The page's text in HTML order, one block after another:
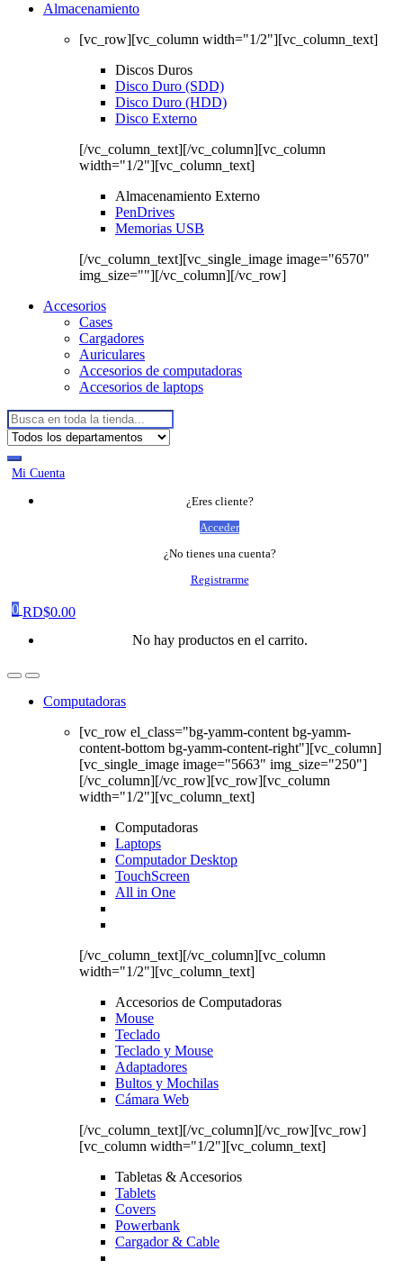
Almacenamiento
[vc_row][vc_column width="1/2"][vc_column_text]
Discos Duros
Disco Duro (SDD)
Disco Duro (HDD)
Disco Externo
[/vc_column_text][/vc_column][vc_column
width="1/2"][vc_column_text]
Almacenamiento Externo
PenDrives
Memorias USB
[/vc_column_text][vc_single_image image="6570"
img_size=""][/vc_column][/vc_row]
Accesorios
Cases
Cargadores
Auriculares
Accesorios de computadoras
Accesorios de laptops
Buscar:
Mi Cuenta
¿Eres cliente?
Acceder
¿No tienes una cuenta?
Registrarme
0 RD$0.00
No hay productos en el carrito.
Computadoras
[vc_row el_class="bg-yamm-content bg-yamm-
content-bottom bg-yamm-content-right"][vc_column]
[vc_single_image image="5663" img_size="250"]
[/vc_column][/vc_row][vc_row][vc_column
width="1/2"][vc_column_text]
Computadoras
Laptops
Computador Desktop
TouchScreen
All in One
[/vc_column_text][/vc_column][vc_column
width="1/2"][vc_column_text]
Accesorios de Computadoras
Mouse
Teclado
Teclado y Mouse
Adaptadores
Bultos y Mochilas
Cámara Web
[/vc_column_text][/vc_column][/vc_row][vc_row]
[vc_column width="1/2"][vc_column_text]
Tabletas & Accesorios
Tablets
Covers
Powerbank
Cargador & Cable